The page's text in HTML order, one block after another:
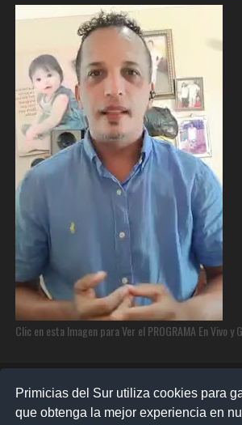
Primicias del Sur utiliza cookies para
que obtenga la mejor experiencia en
Clic en esta Imagen para Ver el PROGRAMA En Vivo y
©2025 PRIMICIAS DEL SUR | Derechos Reservados |
Realizado porSANTO